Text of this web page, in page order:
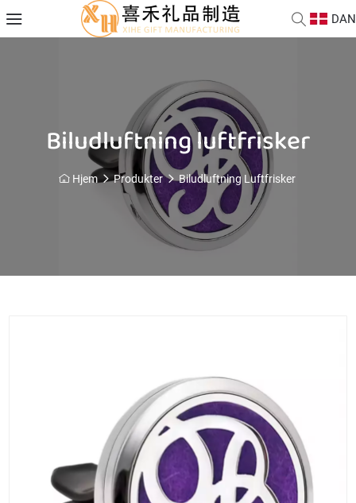
DAN
Biludluftning luftfrisker
Hjem Produkter Biludluftning Luftfrisker